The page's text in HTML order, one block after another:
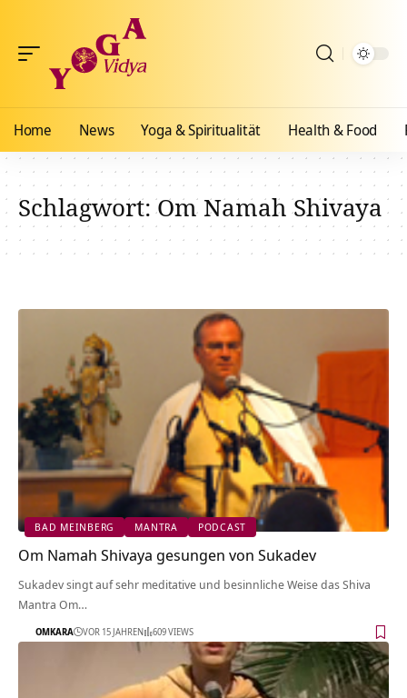
Home News Yoga & Spiritualität Health & Food
Schlagwort:Om Namah Shivaya
BAD MEINBERG MANTRA PODCAST
Om Namah Shivaya gesungen von Sukadev
Sukadev singt auf sehr meditative und besinnliche Weise das Shiva
Mantra Om…
OMKARA VOR 15 JAHREN 609 VIEWS